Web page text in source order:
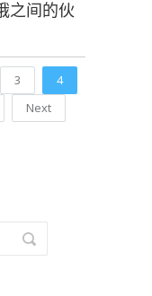
之间的伙
3
4
Next